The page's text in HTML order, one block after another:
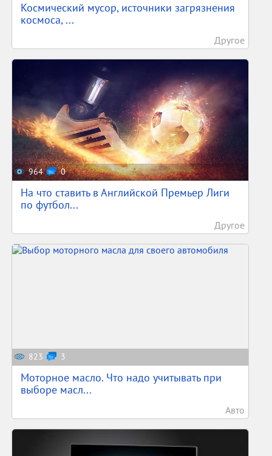
Космический мусор, источники загрязнения
космоса, ...
Другое
964 0
На что ставить в Английской Премьер Лиги
по футбол...
Другое
823 3
Моторное масло. Что надо учитывать при
выборе масл...
Авто